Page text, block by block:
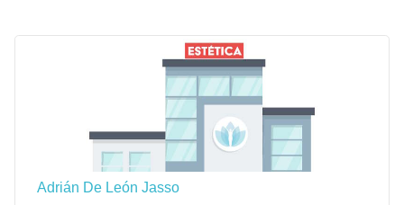
Adrián De León Jasso